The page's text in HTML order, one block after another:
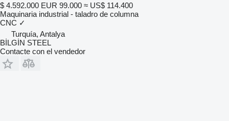
$ 4.592.000 EUR 99.000 ≈ US$ 114.400
Maquinaria industrial - taladro de columna
CNC ✓
Turquía, Antalya
BİLGİN STEEL
Contacte con el vendedor